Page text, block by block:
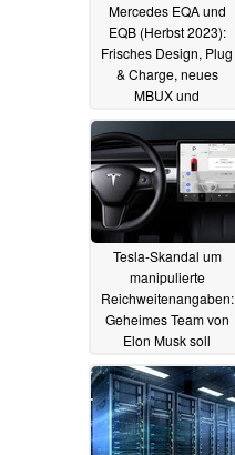
Mercedes EQA und
EQB (Herbst 2023):
Frisches Design, Plug
& Charge, neues
MBUX und
Fahrassistenten
24.08.2023
Tesla-Skandal um
manipulierte
Reichweitenangaben:
Geheimes Team von
Elon Musk soll
unterdrückt haben
29.07.2023